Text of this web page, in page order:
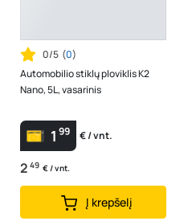
0/5 (0)
Automobilio stiklų ploviklis K2
Nano, 5L, vasarinis
1 99 € / vnt.
2 49 € / vnt.
Į krepšelį